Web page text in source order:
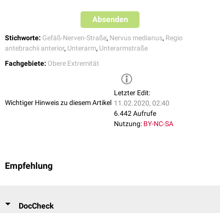
Absenden
Stichworte: Gefäß-Nerven-Straße, Nervus medianus, Regio
antebrachii anterior, Unterarm, Unterarmstraße
Fachgebiete: Obere Extremität
Wichtiger Hinweis zu diesem Artikel
Letzter Edit:
11.02.2020, 02:40
6.442 Aufrufe
Nutzung: BY-NC-SA
Empfehlung
DocCheck